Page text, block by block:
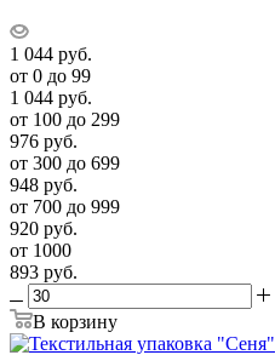
1 044 руб.
от 0 до 99
1 044 руб.
от 100 до 299
976 руб.
от 300 до 699
948 руб.
от 700 до 999
920 руб.
от 1000
893 руб.
В корзину